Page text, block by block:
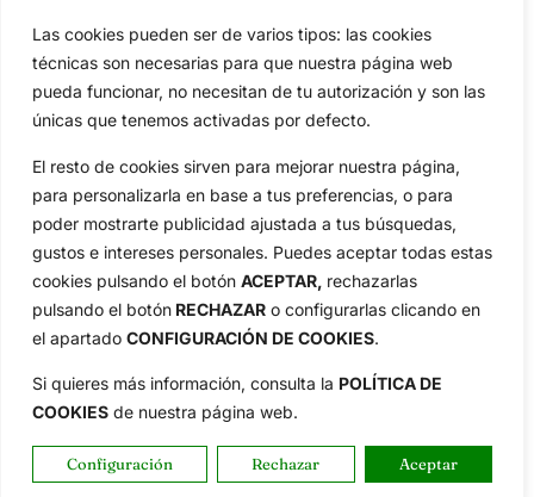
Las cookies pueden ser de varios tipos: las cookies
técnicas son necesarias para que nuestra página web
pueda funcionar, no necesitan de tu autorización y son las
únicas que tenemos activadas por defecto.
El resto de cookies sirven para mejorar nuestra página,
para personalizarla en base a tus preferencias, o para
poder mostrarte publicidad ajustada a tus búsquedas,
gustos e intereses personales. Puedes aceptar todas estas
cookies pulsando el botón ACEPTAR, rechazarlas
pulsando el botón RECHAZAR o configurarlas clicando en
el apartado CONFIGURACIÓN DE COOKIES.
Si quieres más información, consulta la POLÍTICA DE
COOKIES de nuestra página web.
Configuración Rechazar Aceptar
Política de Cookies
Publicidad
Newsletters
Copyright © 2025 OpenGolf | Diseño porTecnoQuatre